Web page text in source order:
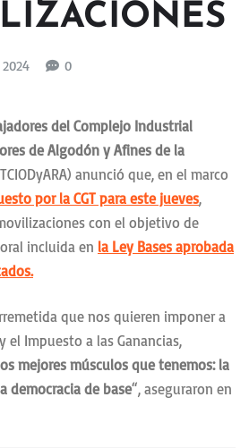
0
del Complejo Industrial
de Algodón y Afines de la
anunció que, en el marco
por la CGT para este jueves,
con el objetivo de
incluida en la Ley Bases aprobada
que nos quieren imponer a
el Impuesto a las Ganancias,
mejores músculos que tenemos: la
democracia de base“, aseguraron en